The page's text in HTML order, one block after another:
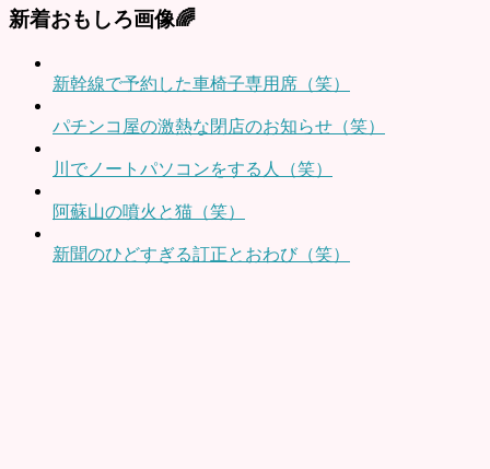
新着おもしろ画像🌈
新幹線で予約した車椅子専用席（笑）
パチンコ屋の激熱な閉店のお知らせ（笑）
川でノートパソコンをする人（笑）
阿蘇山の噴火と猫（笑）
新聞のひどすぎる訂正とおわび（笑）